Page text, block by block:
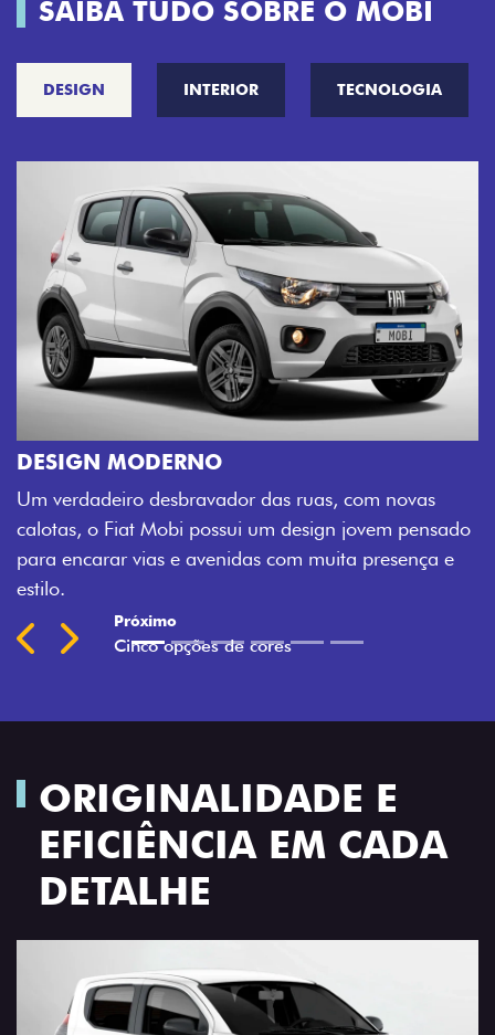
SAIBA TUDO SOBRE O MOBI
DESIGN INTERIOR TECNOLOGIA
e
CINCO OPÇÕES DE CORES
O Fiat Mobi tem sempre uma opção de cor que
sua cara. Escolha entre o Preto Vulcano,
Montecarlo, Branco Banchisa, Prata Bari e Cinza
Silverstone.
ORIGINALIDADE E
EFICIÊNCIA EM CADA
DETALHE